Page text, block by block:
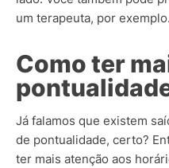
um terapeuta, por exemplo.
Como ter
Já falamos que existem
de pontualidade, certo?
ter mais atenção aos